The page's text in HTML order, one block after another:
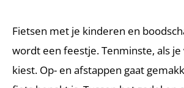
Fietsen met je kinderen en
wordt een feestje. Tenminste, als
kiest. Op- en afstappen gaat